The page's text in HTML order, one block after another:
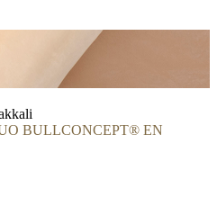
BULLCONCEPT® EN